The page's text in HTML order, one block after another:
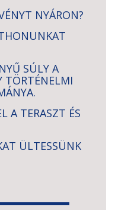
NYÁRON?
SÚLY A
TÖRTÉNELMI
A TERASZT ÉS
ÜLTESSÜNK